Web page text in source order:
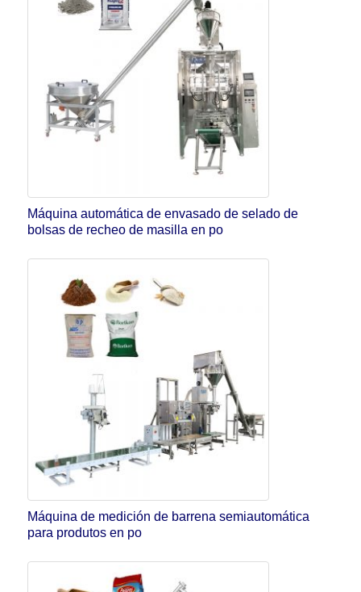
Máquina automática de envasado de selado de
bolsas de recheo de masilla en po
Máquina de medición de barrena semiautomática
para produtos en po